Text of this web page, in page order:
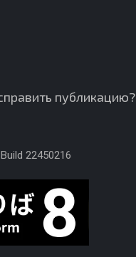
публикацию?
22450216